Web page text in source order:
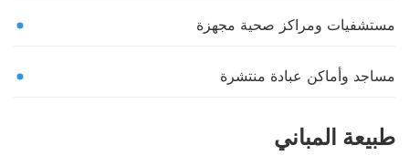
مستشفيات ومراكز صحية مجهزة
مساجد وأماكن عبادة منتشرة
طبيعة المباني